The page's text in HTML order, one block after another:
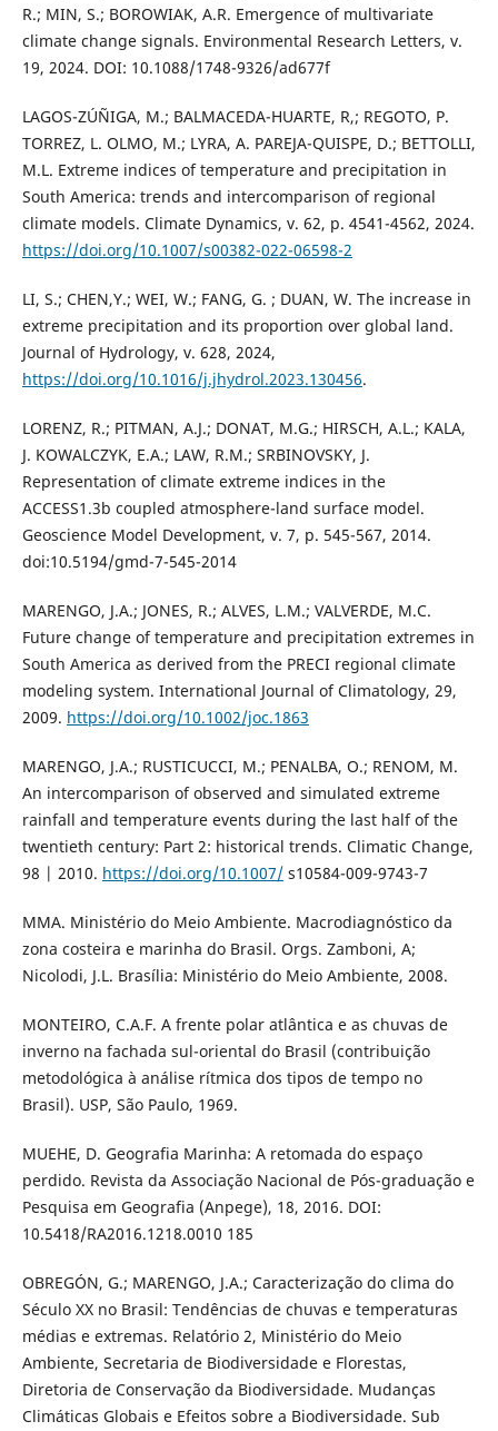
R.; MIN, S.; BOROWIAK, A.R. Emergence of multivariate
climate change signals. Environmental Research Letters, v.
19, 2024. DOI: 10.1088/1748-9326/ad677f
LAGOS-ZÚÑIGA, M.; BALMACEDA-HUARTE, R,; REGOTO, P.
TORREZ, L. OLMO, M.; LYRA, A. PAREJA-QUISPE, D.; BETTOLLI,
M.L. Extreme indices of temperature and precipitation in
South America: trends and intercomparison of regional
climate models. Climate Dynamics, v. 62, p. 4541-4562, 2024.
https://doi.org/10.1007/s00382-022-06598-2
LI, S.; CHEN,Y.; WEI, W.; FANG, G. ; DUAN, W. The increase in
extreme precipitation and its proportion over global land.
Journal of Hydrology, v. 628, 2024,
https://doi.org/10.1016/j.jhydrol.2023.130456.
LORENZ, R.; PITMAN, A.J.; DONAT, M.G.; HIRSCH, A.L.; KALA,
J. KOWALCZYK, E.A.; LAW, R.M.; SRBINOVSKY, J.
Representation of climate extreme indices in the
ACCESS1.3b coupled atmosphere-land surface model.
Geoscience Model Development, v. 7, p. 545-567, 2014.
doi:10.5194/gmd-7-545-2014
MARENGO, J.A.; JONES, R.; ALVES, L.M.; VALVERDE, M.C.
Future change of temperature and precipitation extremes in
South America as derived from the PRECI regional climate
modeling system. International Journal of Climatology, 29,
2009. https://doi.org/10.1002/joc.1863
MARENGO, J.A.; RUSTICUCCI, M.; PENALBA, O.; RENOM, M.
An intercomparison of observed and simulated extreme
rainfall and temperature events during the last half of the
twentieth century: Part 2: historical trends. Climatic Change,
98 | 2010. https://doi.org/10.1007/s10584-009-9743-7
MMA. Ministério do Meio Ambiente. Macrodiagnóstico da
zona costeira e marinha do Brasil. Orgs. Zamboni, A;
Nicolodi, J.L. Brasília: Ministério do Meio Ambiente, 2008.
MONTEIRO, C.A.F. A frente polar atlântica e as chuvas de
inverno na fachada sul-oriental do Brasil (contribuição
metodológica à análise rítmica dos tipos de tempo no
Brasil). USP, São Paulo, 1969.
MUEHE, D. Geografia Marinha: A retomada do espaço
perdido. Revista da Associação Nacional de Pós-graduação e
Pesquisa em Geografia (Anpege), 18, 2016. DOI:
10.5418/RA2016.1218.0010 185
OBREGÓN, G.; MARENGO, J.A.; Caracterização do clima do
Século XX no Brasil: Tendências de chuvas e temperaturas
médias e extremas. Relatório 2, Ministério do Meio
Ambiente, Secretaria de Biodiversidade e Florestas,
Diretoria de Conservação da Biodiversidade. Mudanças
Climáticas Globais e Efeitos sobre a Biodiversidade. Sub